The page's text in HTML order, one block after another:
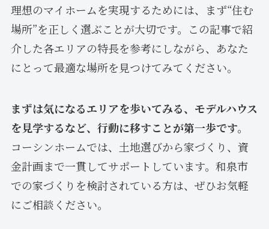
理想のマイホームを実現するためには、まず“住む
場所”を正しく選ぶことが大切です。この記事で紹
介した各エリアの特長を参考にしながら、あなた
にとって最適な場所を見つけてみてください。
まずは気になるエリアを歩いてみる、モデルハウス
を見学するなど、行動に移すことが第一歩です。
コーシンホームでは、土地選びから家づくり、資
金計画まで一貫してサポートしています。和泉市
での家づくりを検討されている方は、ぜひお気軽
にご相談ください。